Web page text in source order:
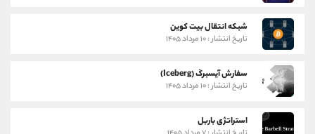
شبکه انتقال بیت کوین
تاریخ انتشار : ۱۰ مرداد ۱۴۰۵
سفارش آیسبرگ (Iceberg)
تاریخ انتشار : ۱۰ مرداد ۱۴۰۵
استراتژی باربل